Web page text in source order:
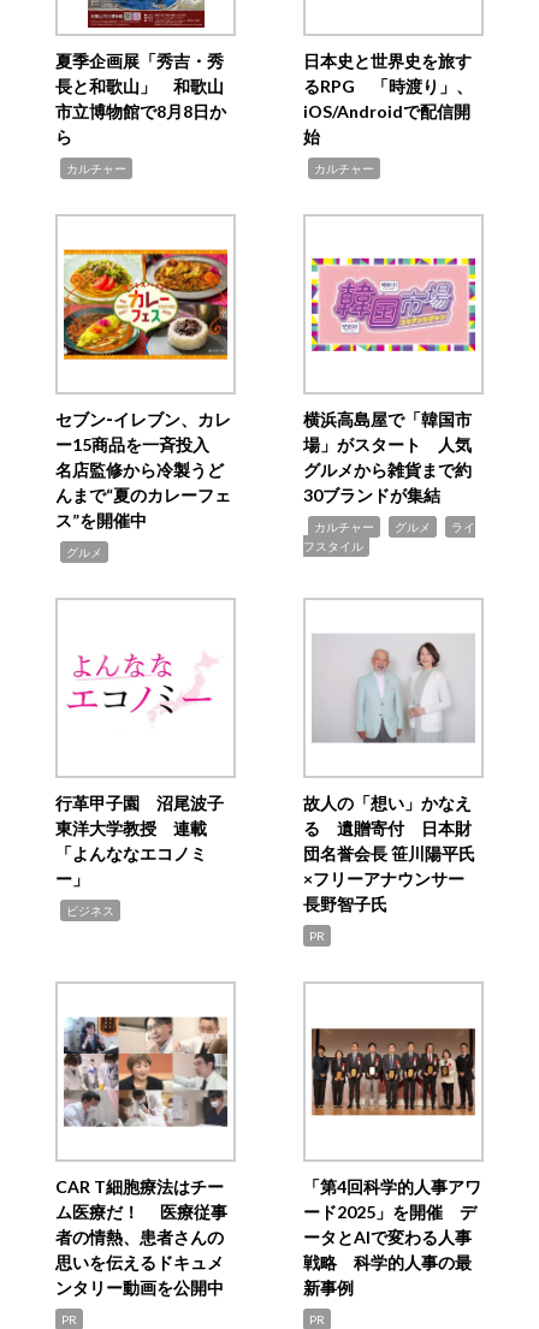
夏季企画展「秀吉・秀
長と和歌山」 和歌山
市立博物館で8月8日か
ら
カルチャー
日本史と世界史を旅す
るRPG 「時渡り」、
iOS/Androidで配信開
始
カルチャー
セブン‐イレブン、カレ
ー15商品を一斉投入
名店監修から冷製うど
んまで“夏のカレーフェ
ス”を開催中
グルメ
横浜高島屋で「韓国市
場」がスタート 人気
グルメから雑貨まで約
30ブランドが集結
カルチャー グルメ
ライ
フスタイル
行革甲子園 沼尾波子
東洋大学教授 連載
「よんななエコノミ
ー」
ビジネス
故人の「想い」かなえ
る 遺贈寄付 日本財
団名誉会長 笹川陽平氏
×フリーアナウンサー
長野智子氏
PR
CAR T細胞療法はチー
ム医療だ！ 医療従事
者の情熱、患者さんの
思いを伝えるドキュメ
ンタリー動画を公開中
PR
「第4回科学的人事アワ
ード2025」を開催 デ
ータとAIで変わる人事
戦略 科学的人事の最
新事例
PR